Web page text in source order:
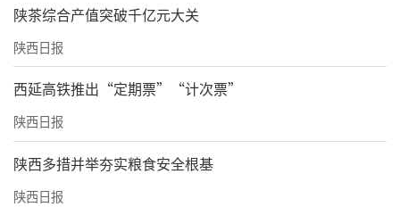
陕茶综合产值突破千亿元大关
陕西日报
西延高铁推出“定期票”“计次票”
陕西日报
陕西多措并举夯实粮食安全根基
陕西日报